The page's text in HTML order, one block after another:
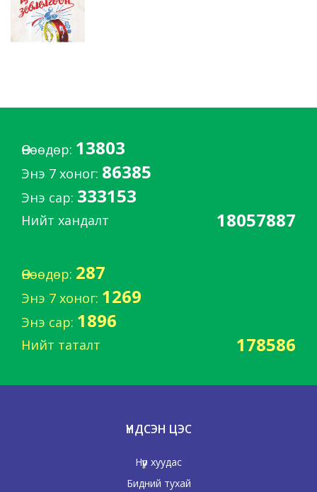
Өнөөдөр: 13803
Энэ 7 хоног: 86385
Энэ сар: 333153
Нийт хандалт 18057887
Өнөөдөр: 287
Энэ 7 хоног: 1269
Энэ сар: 1896
Нийт таталт 178586
ҮНДСЭН ЦЭС
Нүүр хуудас
Бидний тухай